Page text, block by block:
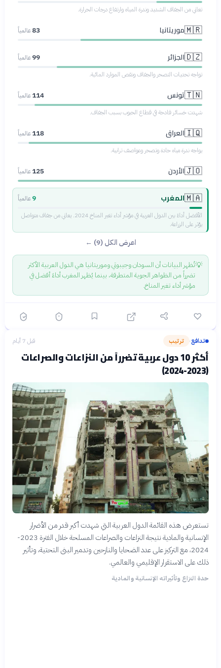
تعاني من الجفاف الشديد وندرة المياه وارتفاع درجات الحرارة.
🇲🇷موريتانيا 83عالمياً
🇩🇿الجزائر 99عالمياً
تواجه تحديات التصحر والجفاف ونقص الموارد المائية.
🇹🇳تونس 114عالمياً
شهدت خسائر فادحة في قطاع الحبوب بسبب الجفاف.
🇮🇶العراق 118عالمياً
يواجه ندرة مياه حادة وتصحر وعواصف ترابية.
🇯🇴الأردن 125عالمياً
🇲🇦المغرب 9عالمياً
الأفضل أداءً بين الدول العربية في مؤشر أداء تغير المناخ 2024. يعاني من جفاف متواصل
يؤثر على الزراعة.
اعرض الكل (9) ←
💡تُظهر البيانات أن السودان وجيبوتي وموريتانيا هي الدول العربية الأكثر
تضرراً من الظواهر الجوية المتطرفة، بينما يُظهر المغرب أداءً أفضل في
مؤشر أداء تغير المناخ.
تدافع› ترتيب قبل 7 أيام
أكثر 10 دول عربية تضرراً من النزاعات والصراعات
(2023-2024)
تستعرض هذه القائمة الدول العربية التي شهدت أكبر قدر من الأضرار
الإنسانية والمادية نتيجة النزاعات والصراعات المسلحة خلال الفترة 2023-
2024، مع التركيز على عدد الضحايا والنازحين وتدمير البنى التحتية، وتأثير
ذلك على الاستقرار الإقليمي والعالمي.
حدة النزاع وتأثيراته الإنسانية والمادية